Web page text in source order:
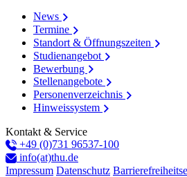
News
Termine
Standort & Öffnungszeiten
Studienangebot
Bewerbung
Stellenangebote
Personenverzeichnis
Hinweissystem
Kontakt & Service
+49 (0)731 96537-100
info(at)thu.de
Impressum Datenschutz